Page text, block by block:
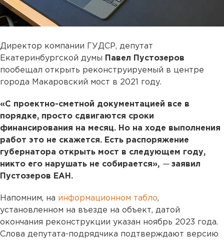
Директор компании ГУДСР, депутат
Екатеринбургской думы
Павел Пустозеров
пообещал открыть реконструируемый в центре
города Макаровский мост в 2021 году.
«С проектно-сметной документацией все в
порядке, просто сдвигаются сроки
финансирования на месяц. Но на ходе выполнения
работ это не скажется. Есть распоряжение
губернатора открыть мост в следующем году,
никто его нарушать не собирается», —заявил
Пустозеров ЕАН.
Напомним, на информационном табло,
установленном на въезде на объект, датой
окончания реконструкции указан ноябрь 2023 года.
Слова депутата-подрядчика подтверждают версию